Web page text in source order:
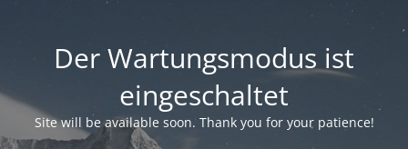
Der Wartungsmodus ist
eingeschaltet
Site will be available soon. Thank you for your patience!